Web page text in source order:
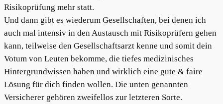
Risikoprüfung mehr statt.
Und dann gibt es wiederum Gesellschaften, bei denen ich
auch mal intensiv in den Austausch mit Risikoprüfern gehen
kann, teilweise den Gesellschaftsarzt kenne und somit dein
Votum von Leuten bekomme, die tiefes medizinisches
Hintergrundwissen haben und wirklich eine gute & faire
Lösung für dich finden wollen. Die unten genannten
Versicherer gehören zweifellos zur letzteren Sorte.